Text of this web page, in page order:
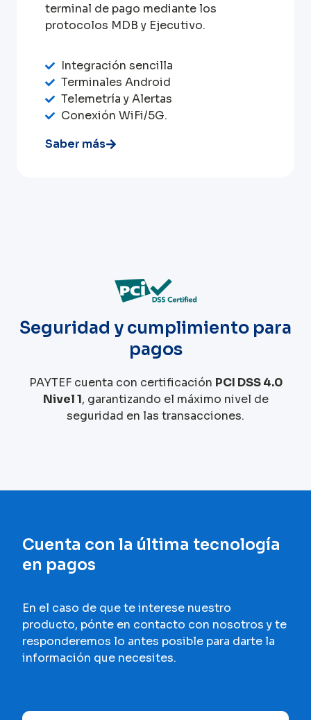
terminal de pago mediante los
protocolos MDB y Ejecutivo.
Integración sencilla
Terminales Android
Telemetría y Alertas
Conexión WiFi/5G.
Saber más
Seguridad y cumplimiento para
pagos
PAYTEF cuenta con certificación PCI DSS 4.0
Nivel 1, garantizando el máximo nivel de
seguridad en las transacciones.
Cuenta con la última tecnología
en pagos
En el caso de que te interese nuestro
producto, pónte en contacto con nosotros y te
responderemos lo antes posible para darte la
información que necesites.